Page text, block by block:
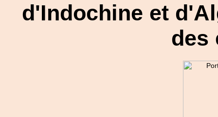
d'Indochine et
des